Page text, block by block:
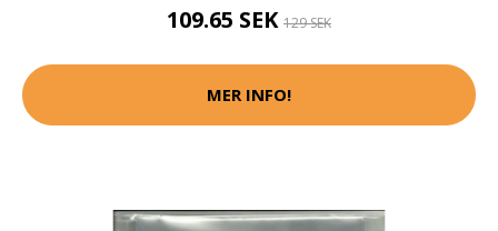
109.65 SEK 129 SEK
MER INFO!